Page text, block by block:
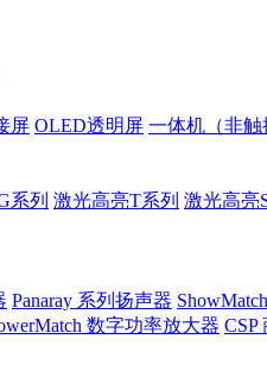
屏 OLED透明屏 一体机（非触
系列 激光高亮T系列 激光高亮
Panaray 系列扬声器
数字功率放大器 CSP